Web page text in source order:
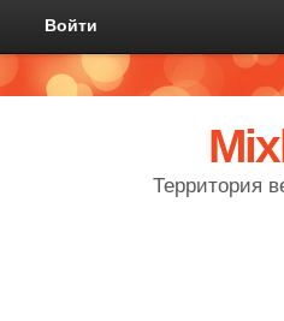
Войти
Территория